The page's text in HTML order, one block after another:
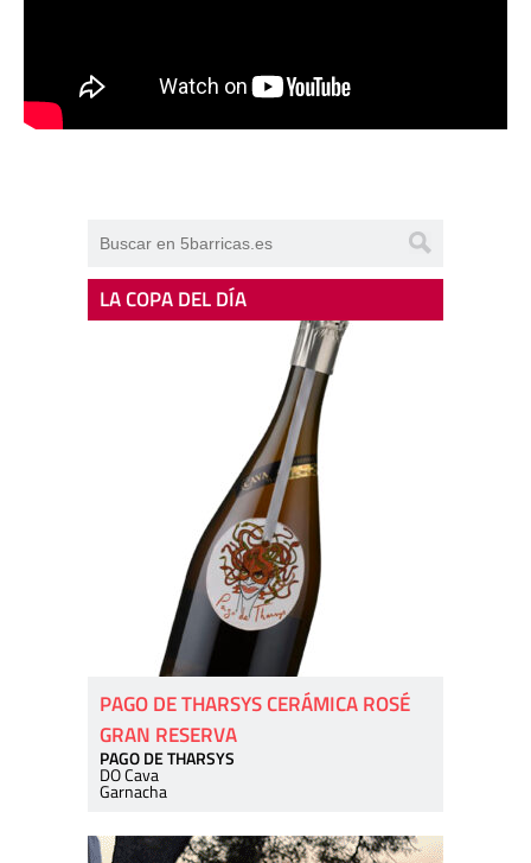
LA COPA DEL DÍA
PAGO DE THARSYS CERÁMICA ROSÉ
GRAN RESERVA
PAGO DE THARSYS
DO Cava
Garnacha